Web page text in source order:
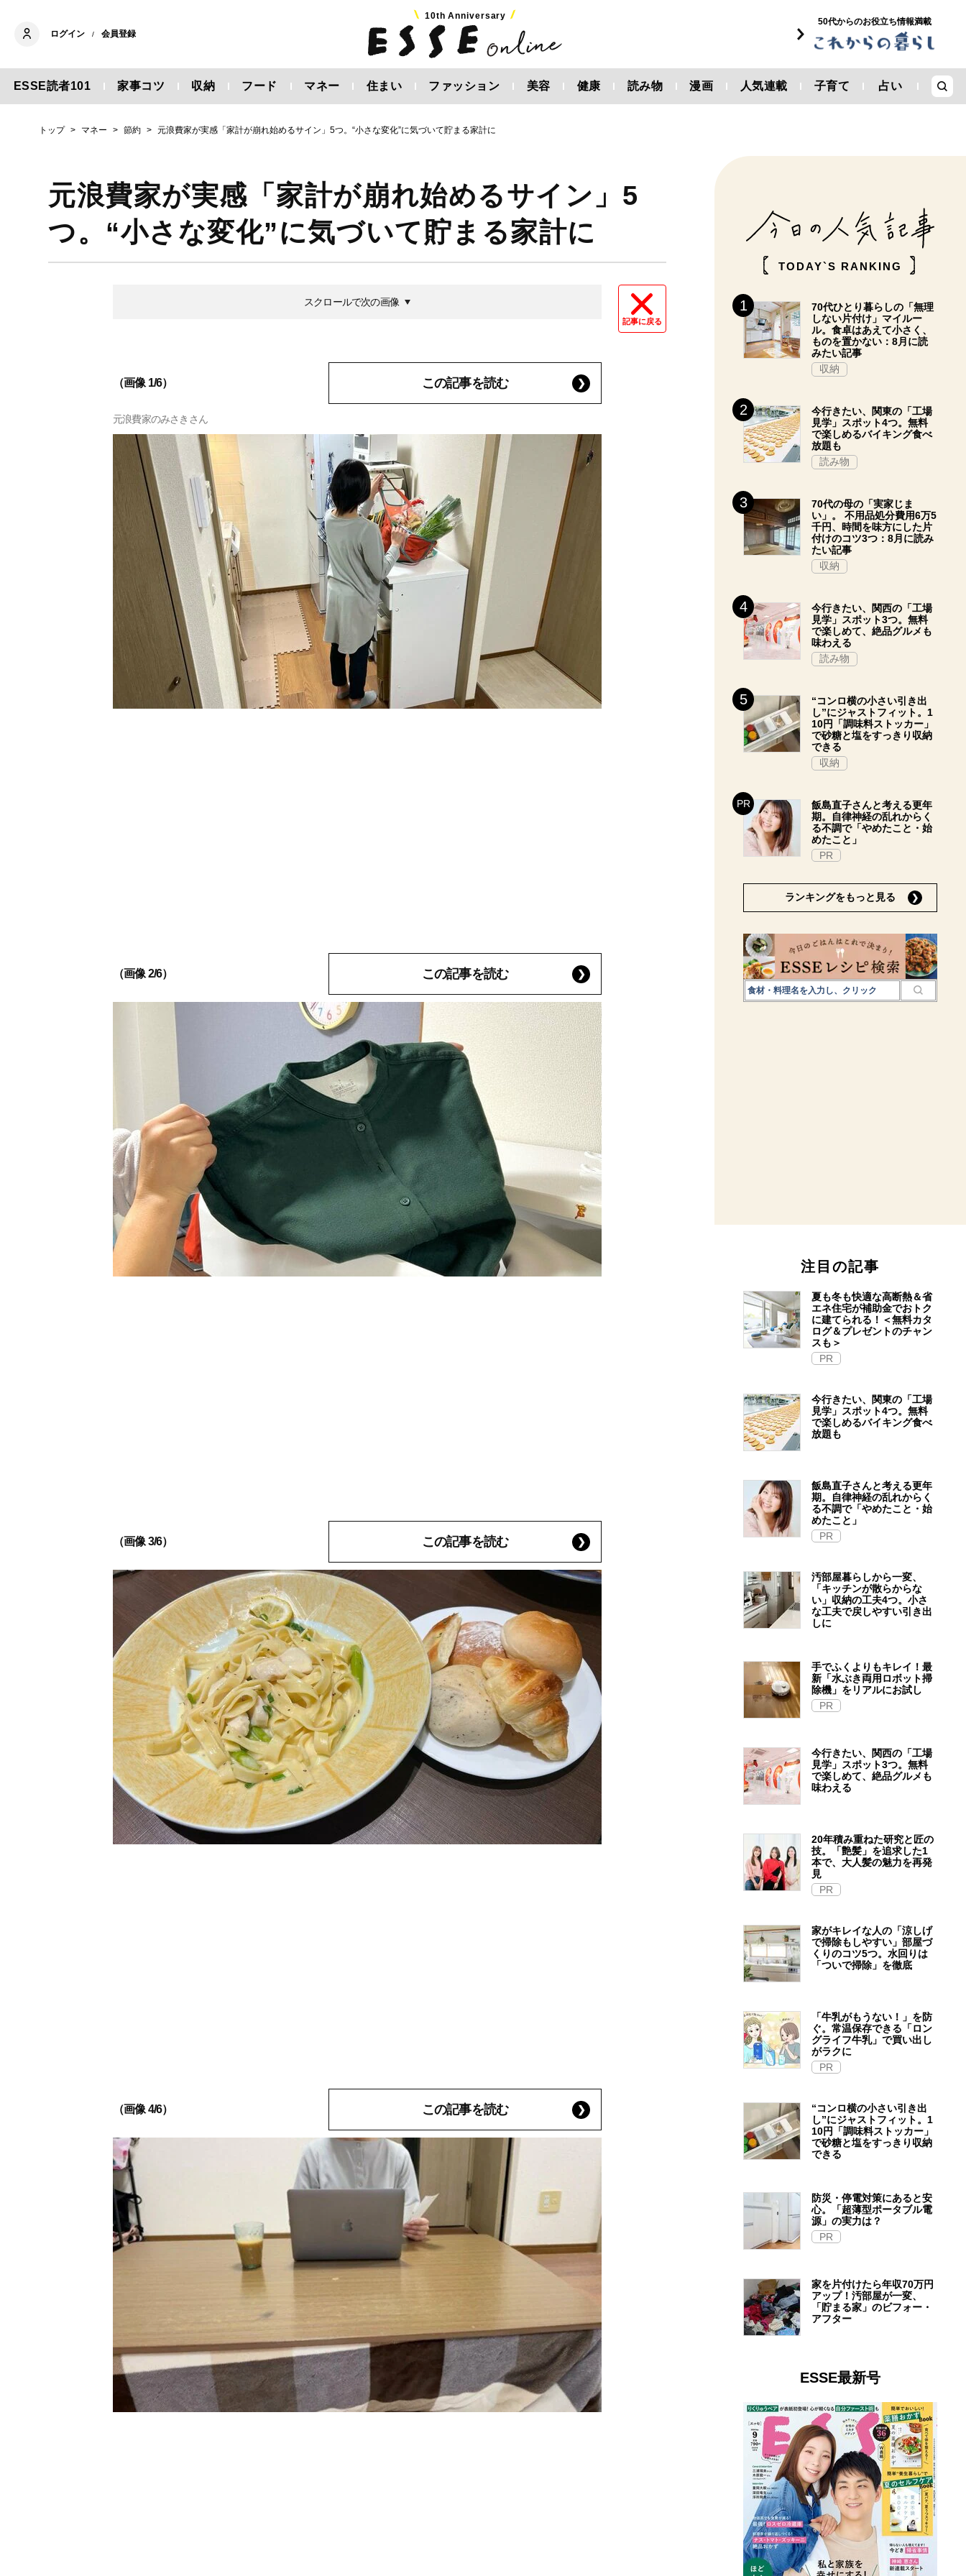
ログイン / 会員登録
10th Anniversary
50代からのお役立ち情報満載
ESSE読者101 家事コツ 収納 フード マネー 住まい ファッション 美容 健康 読み物 漫画 人気連載 子育て 占い
トップ マネー 節約 元浪費家が実感「家計が崩れ始めるサイン」5つ。“小さな変化”に気づいて貯まる家計に
元浪費家が実感「家計が崩れ始めるサイン」5
つ。“小さな変化”に気づいて貯まる家計に
記事に戻る
スクロールで次の画像
（画像 1/6） この記事を読む
元浪費家のみさきさん
（画像 2/6） この記事を読む
（画像 3/6） この記事を読む
（画像 4/6） この記事を読む
TODAY`S RANKING
70代ひとり暮らしの「無理
しない片付け」マイルー
ル。食卓はあえて小さく、
ものを置かない：8月に読
みたい記事
収納
今行きたい、関東の「工場
見学」スポット4つ。無料
で楽しめるバイキング食べ
放題も
読み物
70代の母の「実家じま
い」。 不用品処分費用6万5
千円、時間を味方にした片
付けのコツ3つ：8月に読み
たい記事
収納
今行きたい、関西の「工場
見学」スポット3つ。無料
で楽しめて、絶品グルメも
味わえる
読み物
“コンロ横の小さい引き出
し”にジャストフィット。1
10円「調味料ストッカー」
で砂糖と塩をすっきり収納
できる
収納
飯島直子さんと考える更年
期。自律神経の乱れからく
る不調で「やめたこと・始
めたこと」
PR
ランキングをもっと見る
注目の記事
夏も冬も快適な高断熱＆省
エネ住宅が補助金でおトク
に建てられる！＜無料カタ
ログ＆プレゼントのチャン
スも＞
PR
今行きたい、関東の「工場
見学」スポット4つ。無料
で楽しめるバイキング食べ
放題も
飯島直子さんと考える更年
期。自律神経の乱れからく
る不調で「やめたこと・始
めたこと」
PR
汚部屋暮らしから一変、
「キッチンが散らからな
い」収納の工夫4つ。小さ
な工夫で戻しやすい引き出
しに
手でふくよりもキレイ！最
新「水ぶき両用ロボット掃
除機」をリアルにお試し
PR
今行きたい、関西の「工場
見学」スポット3つ。無料
で楽しめて、絶品グルメも
味わえる
20年積み重ねた研究と匠の
技。「艶髪」を追求した1
本で、大人髪の魅力を再発
見
PR
家がキレイな人の「涼しげ
で掃除もしやすい」部屋づ
くりのコツ5つ。水回りは
「ついで掃除」を徹底
「牛乳がもうない！」を防
ぐ。常温保存できる「ロン
グライフ牛乳」で買い出し
がラクに
PR
“コンロ横の小さい引き出
し”にジャストフィット。1
10円「調味料ストッカー」
で砂糖と塩をすっきり収納
できる
防災・停電対策にあると安
心。「超薄型ポータブル電
源」の実力は？​
PR
家を片付けたら年収70万円
アップ！汚部屋が一変、
「貯まる家」のビフォー・
アフター
ESSE最新号